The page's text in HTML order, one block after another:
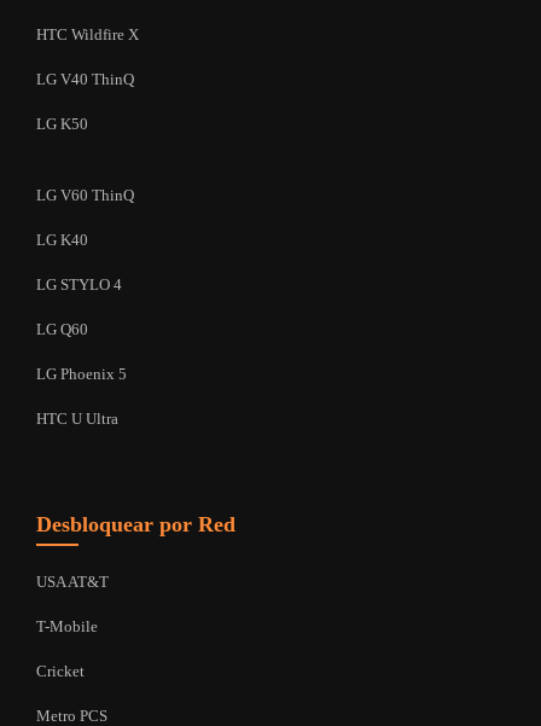
HTC Wildfire X
LG V40 ThinQ
LG K50
LG V60 ThinQ
LG K40
LG STYLO 4
LG Q60
LG Phoenix 5
HTC U Ultra
Desbloquear por Red
USA AT&T
T-Mobile
Cricket
Metro PCS